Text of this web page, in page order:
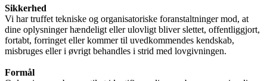
Sikkerhed
Vi har truffet tekniske og organisatoriske foranstaltninger mod, at
dine oplysninger hændeligt eller ulovligt bliver slettet, offentliggjort,
fortabt, forringet eller kommer til uvedkommendes kendskab,
misbruges eller i øvrigt behandles i strid med lovgivningen.
Formål